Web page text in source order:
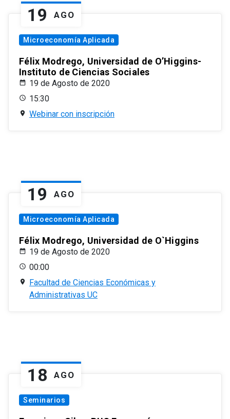
19 AGO
Microeconomía Aplicada
Félix Modrego, Universidad de O’Higgins-
Instituto de Ciencias Sociales
19 de Agosto de 2020
15:30
Webinar con inscripción
19 AGO
Microeconomía Aplicada
Félix Modrego, Universidad de O`Higgins
19 de Agosto de 2020
00:00
Facultad de Ciencias Económicas y
Administrativas UC
18 AGO
Seminarios